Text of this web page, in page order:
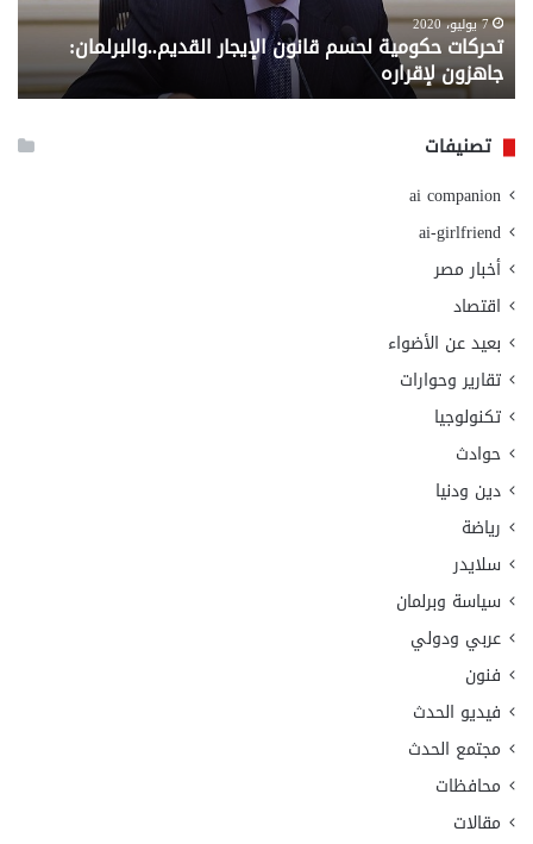
لإقراره
7 يوليو، 2020
تحركات حكومية لحسم قانون الإيجار القديم..والبرلمان:
جاهزون لإقراره
من
تصنيفات
ai companion
ai-girlfriend
أخبار مصر
اقتصاد
بعيد عن الأضواء
تقارير وحوارات
تكنولوجيا
حوادث
دين ودنيا
رياضة
سلايدر
سياسة وبرلمان
عربي ودولي
فنون
فيديو الحدث
مجتمع الحدث
محافظات
مقالات